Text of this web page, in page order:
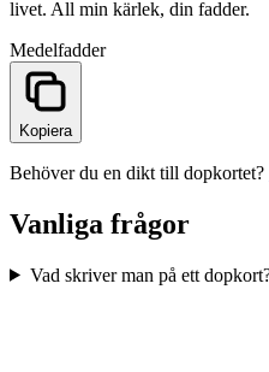
livet. All min kärlek, din fadder.
Medelfadder
Kopiera
Behöver du en dikt till dopkortet?
Vanliga frågor
Vad skriver man på ett